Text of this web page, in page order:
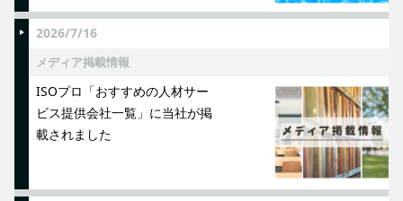
2026/7/16
メディア掲載情報
ISOプロ「おすすめの人材サー
ビス提供会社一覧」に当社が掲
載されました